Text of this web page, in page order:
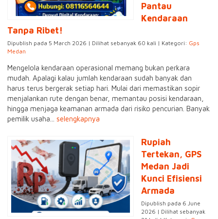
Pantau
Kendaraan
Tanpa Ribet!
Dipublish pada 5 March 2026 | Dilihat sebanyak 60 kali | Kategori: Gps
Medan
Mengelola kendaraan operasional memang bukan perkara
mudah. Apalagi kalau jumlah kendaraan sudah banyak dan
harus terus bergerak setiap hari. Mulai dari memastikan sopir
menjalankan rute dengan benar, memantau posisi kendaraan,
hingga menjaga keamanan armada dari risiko pencurian. Banyak
pemilik usaha... selengkapnya
Rupiah
Tertekan, GPS
Medan Jadi
Kunci Efisiensi
Armada
Dipublish pada 6 June
2026 | Dilihat sebanyak